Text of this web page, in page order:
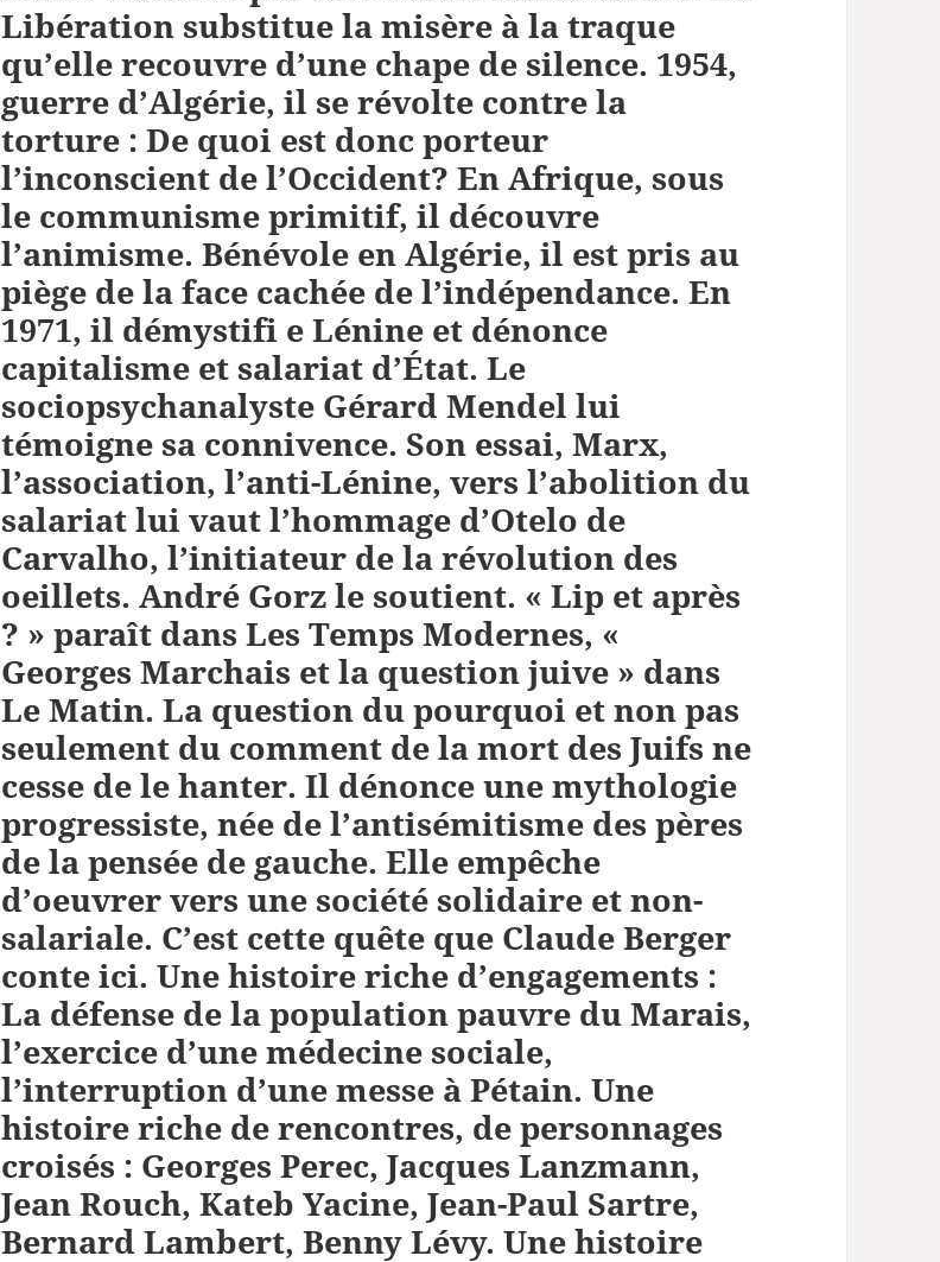
Libération substitue la misère à la traque
qu’elle recouvre d’une chape de silence. 1954,
guerre d’Algérie, il se révolte contre la
torture : De quoi est donc porteur
l’inconscient de l’Occident? En Afrique, sous
le communisme primitif, il découvre
l’animisme. Bénévole en Algérie, il est pris au
piège de la face cachée de l’indépendance. En
1971, il démystifi e Lénine et dénonce
capitalisme et salariat d’État. Le
sociopsychanalyste Gérard Mendel lui
témoigne sa connivence. Son essai, Marx,
l’association, l’anti-Lénine, vers l’abolition du
salariat lui vaut l’hommage d’Otelo de
Carvalho, l’initiateur de la révolution des
oeillets. André Gorz le soutient. « Lip et après
? » paraît dans Les Temps Modernes, «
Georges Marchais et la question juive » dans
Le Matin. La question du pourquoi et non pas
seulement du comment de la mort des Juifs ne
cesse de le hanter. Il dénonce une mythologie
progressiste, née de l’antisémitisme des pères
de la pensée de gauche. Elle empêche
d’oeuvrer vers une société solidaire et non-
salariale. C’est cette quête que Claude Berger
conte ici. Une histoire riche d’engagements :
La défense de la population pauvre du Marais,
l’exercice d’une médecine sociale,
l’interruption d’une messe à Pétain. Une
histoire riche de rencontres, de personnages
croisés : Georges Perec, Jacques Lanzmann,
Jean Rouch, Kateb Yacine, Jean-Paul Sartre,
Bernard Lambert, Benny Lévy. Une histoire